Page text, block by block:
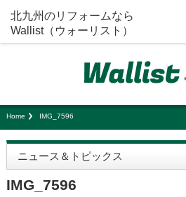
Home IMG_7596
ニュース＆トピックス
IMG_7596